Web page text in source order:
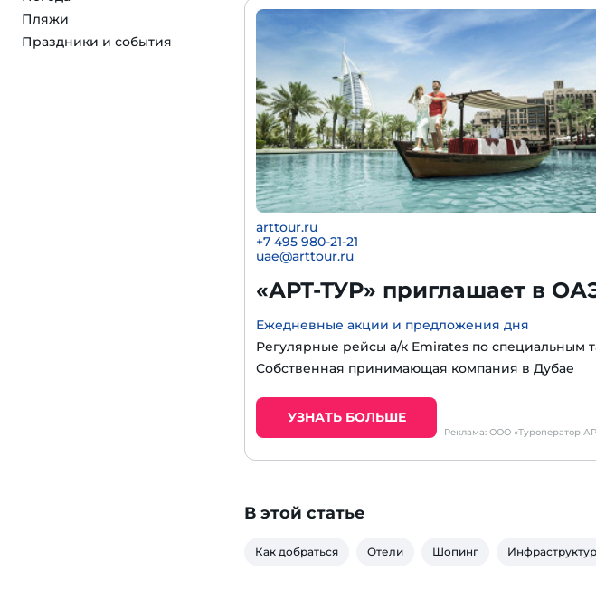
Пляжи
Праздники и события
arttour.ru
+7 495 980-21-21
uae@arttour.ru
«АРТ-ТУР» приглашает в
Ежедневные акции и предложения дня
Регулярные рейсы а/к Emirates по специальным
Собственная принимающая компания в Дубае
УЗНАТЬ БОЛЬШЕ
Реклама: ООО «Туроператор
В этой статье
Как добраться Отели Шопинг